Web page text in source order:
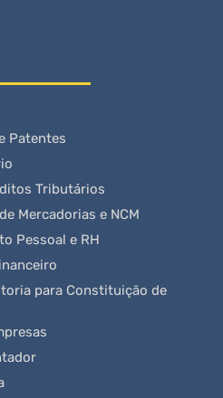
Patentes
Tributários
Mercadorias e NCM
Pessoal e RH
para Constituição de